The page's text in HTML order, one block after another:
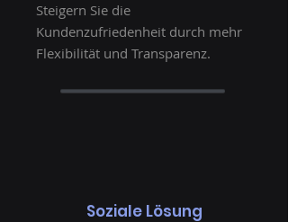
Steigern Sie die
Kundenzufriedenheit durch mehr
Flexibilität und Transparenz.
Soziale Lösung